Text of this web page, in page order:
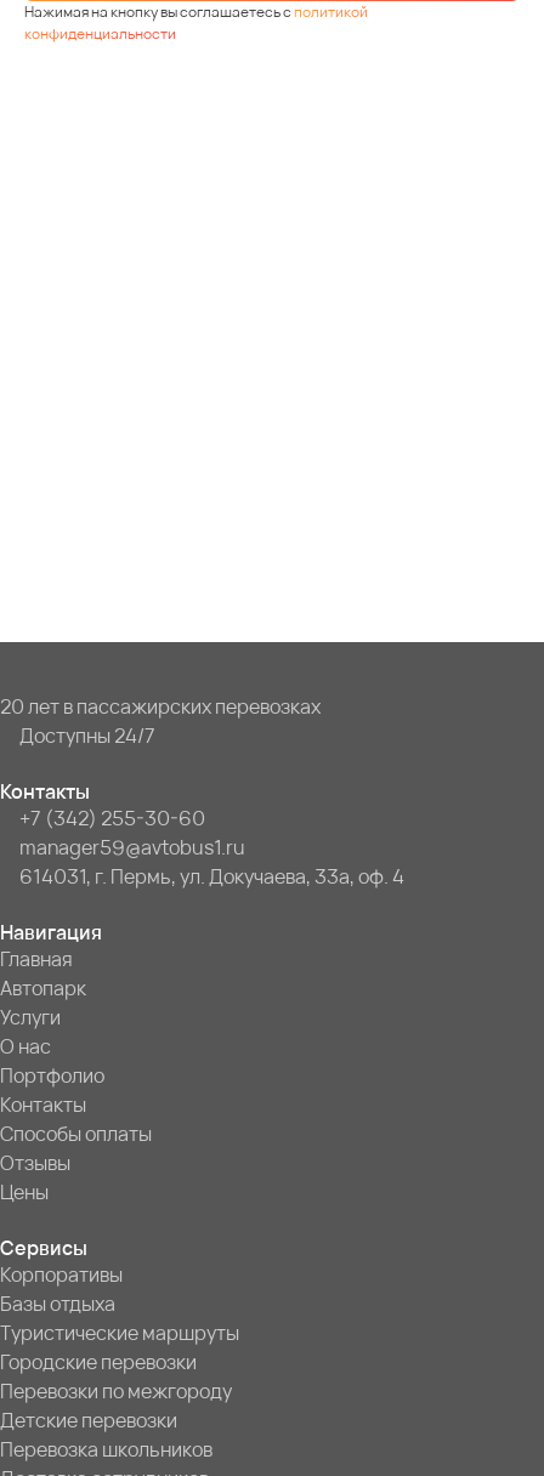
Нажимая на кнопку вы соглашаетесь сполитикой
конфиденциальности
20 лет в пассажирских перевозках
Доступны 24/7
Контакты
+7 (342) 255-30-60
manager59@avtobus1.ru
614031, г. Пермь, ул. Докучаева, 33а, оф. 4
Навигация
Главная
Автопарк
Услуги
О нас
Портфолио
Контакты
Способы оплаты
Отзывы
Цены
Сервисы
Корпоративы
Базы отдыха
Туристические маршруты
Городские перевозки
Перевозки по межгороду
Детские перевозки
Перевозка школьников